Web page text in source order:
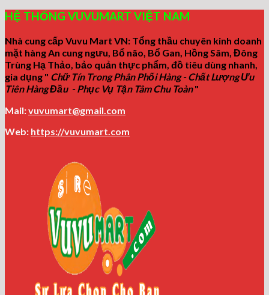
HỆ THỐNG VUVUMART VIỆT NAM
Nhà cung cấp Vuvu Mart VN: Tổng thầu chuyên kinh doanh
mặt hàng An cung ngưu, Bổ não, Bổ Gan, Hồng Sâm, Đông
Trùng Hạ Thảo, bảo quản thực phẩm, đồ tiêu dùng nhanh,
gia dụng " Chữ Tín Trong Phân Phối Hàng - Chất Lượng Ưu
Tiên Hàng Đầu - Phục Vụ Tận Tâm Chu Toàn"
Mail:vuvumart@gmail.com
Web: https://vuvumart.com